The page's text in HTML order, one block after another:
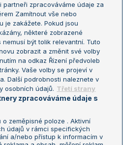
US Open
Turnaj mistrů
Turnaj mistryň
Nastavení soukromí
partneři zpracováváme údaje za
Zamítnout vše nebo
je zakážete. Pokud jsou
některé zobrazené
být tolik relevantní. Tuto
zobrazit a změnit své volby
na odkaz Řízení předvoleb
Vaše volby se projeví v
Další podrobnosti naleznete v
osobních údajů. Třetí strany
zpracováváme údaje s
zeměpisné poloze . Aktivní
údajů v rámci specifických
a/nebo přístup k informacím v